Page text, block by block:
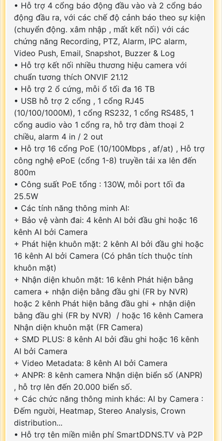
• Hỗ trợ 4 cổng báo động đầu vào và 2 cổng báo
động đầu ra, với các chế độ cảnh báo theo sự kiện
(chuyển động. xâm nhập , mất kết nối) với các
chứng năng Recording, PTZ, Alarm, IPC alarm,
Video Push, Email, Snapshot, Buzzer & Log
• Hỗ trợ kết nối nhiều thương hiệu camera với
chuẩn tương thích ONVIF 21.12
• Hỗ trợ 2 ổ cứng, mỗi ổ tối đa 16 TB
• USB hỗ trợ 2 cổng , 1 cổng RJ45
(10/100/1000M), 1 cổng RS232, 1 cổng RS485, 1
cổng audio vào 1 cổng ra, hỗ trợ đàm thoại 2
chiều, alarm 4 in / 2 out
• Hỗ trợ 16 cổng PoE (10/100Mbps , af/at) , Hỗ trợ
công nghệ ePoE (cổng 1-8) truyền tải xa lên đến
800m
• Công suất PoE tổng : 130W, mỗi port tối đa
25.5W
• Các tính năng thông minh AI:
+ Bảo vệ vành đai: 4 kênh AI bởi đầu ghi hoặc 16
kênh AI bởi Camera
+ Phát hiện khuôn mặt: 2 kênh AI bởi đầu ghi hoặc
16 kênh AI bởi Camera (Có phân tích thuộc tính
khuôn mặt)
+ Nhận diện khuôn mặt: 16 kênh Phát hiện bằng
camera + nhận diện bằng đầu ghi (FR by NVR)
hoặc 2 kênh Phát hiện bằng đầu ghi + nhận diện
bằng đầu ghi (FR by NVR) / hoặc 16 kênh Camera
Nhận diện khuôn mặt (FR Camera)
+ SMD PLUS: 8 kênh AI bởi đầu ghi hoặc 16 kênh
AI bởi Camera
+ Video Metadata: 8 kênh AI bởi Camera
+ ANPR: 8 kênh camera Nhận diện biển số (ANPR)
, hỗ trợ lên đến 20.000 biển số.
+ Các chức năng thông minh khác: AI by Camera :
Đếm người, Heatmap, Stereo Analysis, Crown
distribution...
• Hỗ trợ tên miền miễn phí SmartDDNS.TV và P2P